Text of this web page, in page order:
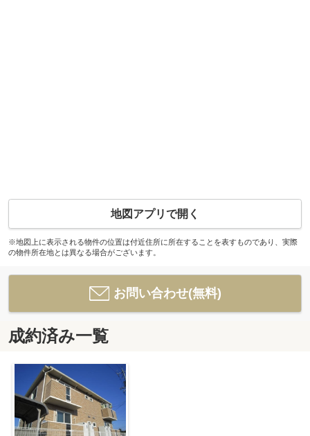
地図アプリで開く
※地図上に表示される物件の位置は付近住所に所在することを表すものであり、実際
の物件所在地とは異なる場合がございます。
お問い合わせ(無料)
成約済み一覧